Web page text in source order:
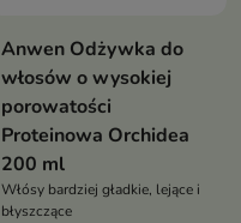
Anwen Odżywka do
włosów o wysokiej
porowatości
Proteinowa Orchidea
200 ml
Włósy bardziej gładkie, lejące i
błyszczące